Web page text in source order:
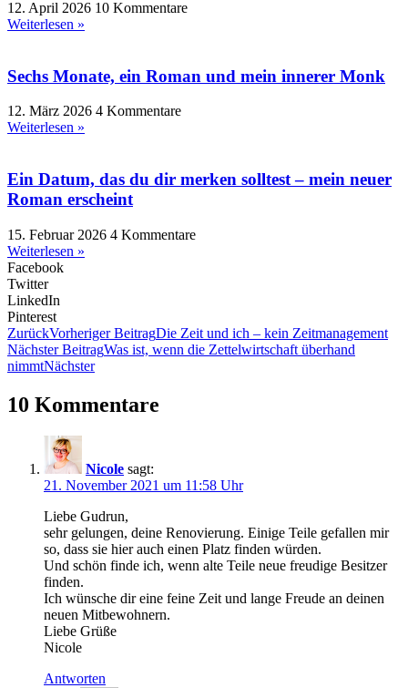
12. April 2026 10 Kommentare
Weiterlesen »
Sechs Monate, ein Roman und mein innerer Monk
12. März 2026 4 Kommentare
Weiterlesen »
Ein Datum, das du dir merken solltest – mein neuer
Roman erscheint
15. Februar 2026 4 Kommentare
Weiterlesen »
Facebook
Twitter
LinkedIn
Pinterest
ZurückVorheriger BeitragDie Zeit und ich – kein Zeitmanagement
Nächster BeitragWas ist, wenn die Zettelwirtschaft überhand
nimmtNächster
10 Kommentare
Nicole sagt:
21. November 2021 um 11:58 Uhr
Liebe Gudrun,
sehr gelungen, deine Renovierung. Einige Teile gefallen mir
so, dass sie hier auch einen Platz finden würden.
Und schön finde ich, wenn alte Teile neue freudige Besitzer
finden.
Ich wünsche dir eine feine Zeit und lange Freude an deinen
neuen Mitbewohnern.
Liebe Grüße
Nicole
Antworten